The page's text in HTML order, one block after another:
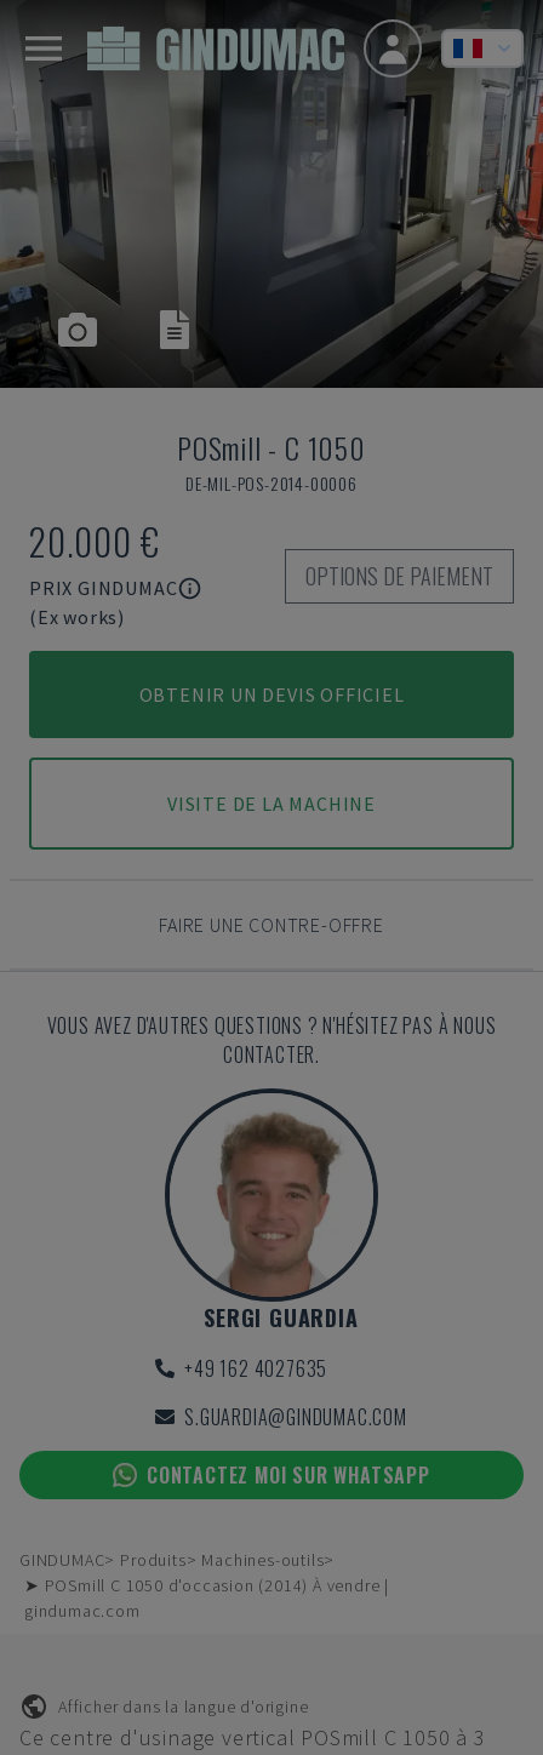
POSmill - C 1050
DE-MIL-POS-2014-00006
20.000 €
PRIX GINDUMAC
(Ex works)
OPTIONS DE PAIEMENT
OBTENIR UN DEVIS OFFICIEL
VISITE DE LA MACHINE
FAIRE UNE CONTRE-OFFRE
VOUS AVEZ D'AUTRES QUESTIONS ? N'HÉSITEZ PAS À NOUS
CONTACTER.
SERGI GUARDIA
+49 162 4027635
S.GUARDIA@GINDUMAC.COM
CONTACTEZ MOI SUR WHATSAPP
GINDUMAC Produits
Machines-outils
➤ POSmill C 1050 d'occasion (2014) À vendre |
gindumac.com
Afficher dans la langue d'origine
Ce centre d'usinage vertical POSmill C 1050 à 3